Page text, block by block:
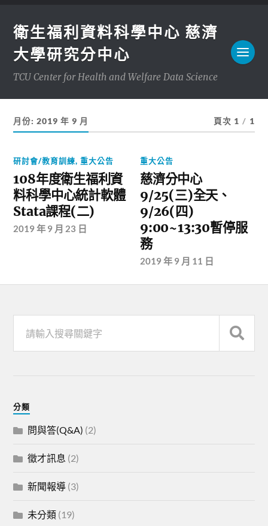
衛生福利資料科學中心 慈濟
大學研究分中心
TCU Center for Health and Welfare Data Science
月份:2019 年 9 月 頁次 1 / 1
研討會/教育訓練,重大公告
108年度衛生福利資
料科學中心統計軟體
Stata課程(二)
2019 年 9 月 23 日
重大公告
慈濟分中心
9/25(三)全天、
9/26(四)
9:00~13:30暫停服
務
2019 年 9 月 11 日
分類
問與答(Q&A) (2)
徵才訊息 (2)
新聞報導 (3)
未分類 (19)